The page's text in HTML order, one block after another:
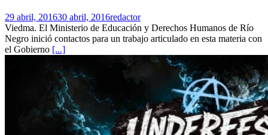
29 abril, 201630 abril, 2016redactor
Viedma. El Ministerio de Educación y Derechos Humanos de Río
Negro inició contactos para un trabajo articulado en esta materia con
el Gobierno [...]